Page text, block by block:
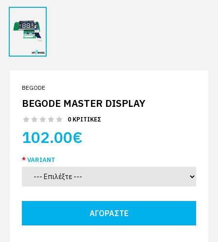
BEGODE
BEGODE MASTER DISPLAY
0 ΚΡΙΤΙΚΈΣ
102.00€
VARIANT